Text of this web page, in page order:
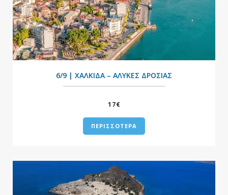
+
6/9 | ΧΑΛΚΙΔΑ – ΑΛΥΚΕΣ ΔΡΟΣΙΑΣ
17€
ΠΕΡΙΣΣΟΤΕΡΑ